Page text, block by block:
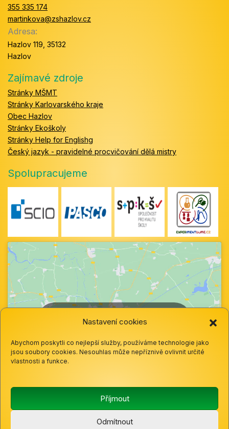
Nastavení cookies
Abychom poskytli co nejlepší služby, používáme technologie jako
jsou soubory cookies. Nesouhlas může nepříznivě ovlivnit určité
vlastnosti a funkce.
Příjmout
Odmítnout
355 335 174
martinkova@zshazlov.cz
Adresa:
Hazlov 119, 35132
Hazlov
Zajímavé zdroje
Stránky MŠMT
Stránky Karlovarského kraje
Obec Hazlov
Stránky Ekoškoly
Stránky Help for Englishg
Český jazyk - pravidelné procvičování dělá mistry
Spolupracujeme
cookie a povolte tento obsah